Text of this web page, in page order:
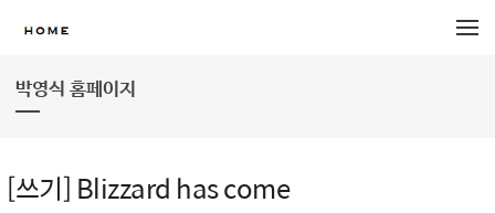
박영식 홈페이지
[쓰기] Blizzard has come